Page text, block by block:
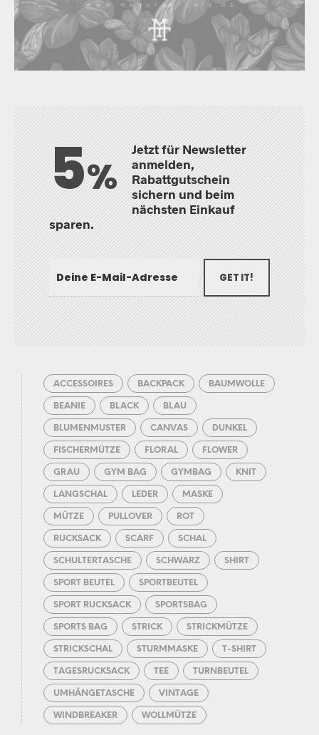
5%
Jetzt für Newsletter
anmelden,
Rabattgutschein
sichern und beim
nächsten Einkauf
sparen.
GET IT!
ACCESSOIRES BACKPACK BAUMWOLLE
BEANIE BLACK BLAU
BLUMENMUSTER CANVAS DUNKEL
FISCHERMÜTZE FLORAL FLOWER
GRAU GYM BAG GYMBAG KNIT
LANGSCHAL LEDER MASKE
MÜTZE PULLOVER ROT
RUCKSACK SCARF SCHAL
SCHULTERTASCHE SCHWARZ SHIRT
SPORT BEUTEL SPORTBEUTEL
SPORT RUCKSACK SPORTSBAG
SPORTS BAG STRICK STRICKMÜTZE
STRICKSCHAL STURMMASKE T-SHIRT
TAGESRUCKSACK TEE TURNBEUTEL
UMHÄNGETASCHE VINTAGE
WINDBREAKER WOLLMÜTZE